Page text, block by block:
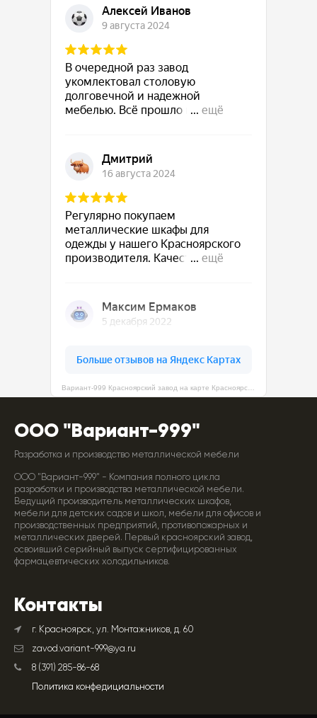
ООО "Вариант-999"
Разработка и производство металлической мебели
ООО "Вариант-999" - Компания полного цикла
разработки и производства металлической мебели.
Ведущий производитель металлических шкафов,
мебели для детских садов и школ, мебели для офисов и
производственных предприятий, противопожарных и
металлических дверей. Первый красноярский завод,
освоивший серийный выпуск сертифицированных
фармацевтических холодильников.
Контакты
г. Красноярск, ул. Монтажников, д. 60
zavod.variant-999@ya.ru
8 (391) 285-86-68
Политика конфедициальности